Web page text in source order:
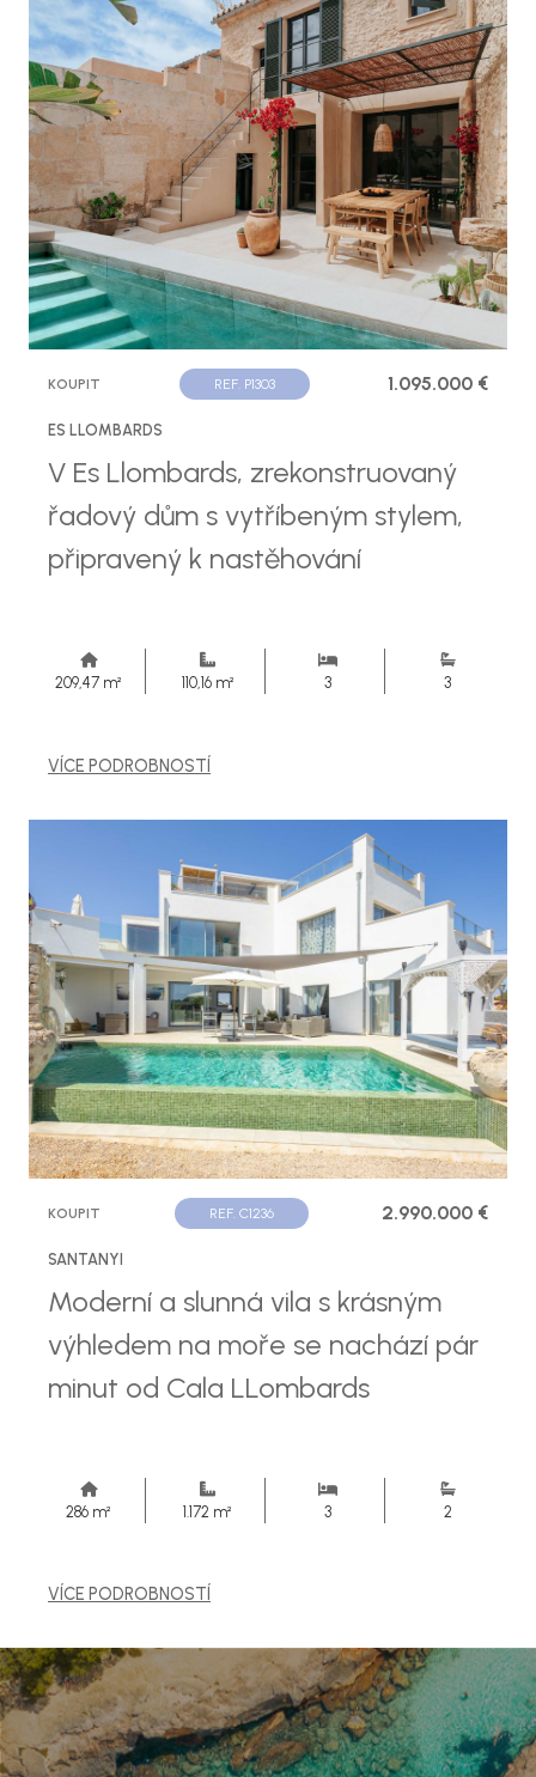
KOUPIT REF. P1303 1.095.000 €
ES LLOMBARDS
V Es Llombards, zrekonstruovaný
řadový dům s vytříbeným stylem,
připravený k nastěhování
209,47 m² 110,16 m² 3 3
VÍCE PODROBNOSTÍ
KOUPIT REF. C1236 2.990.000 €
SANTANYI
Moderní a slunná vila s krásným
výhledem na moře se nachází pár
minut od Cala LLombards
286 m² 1.172 m² 3 2
VÍCE PODROBNOSTÍ